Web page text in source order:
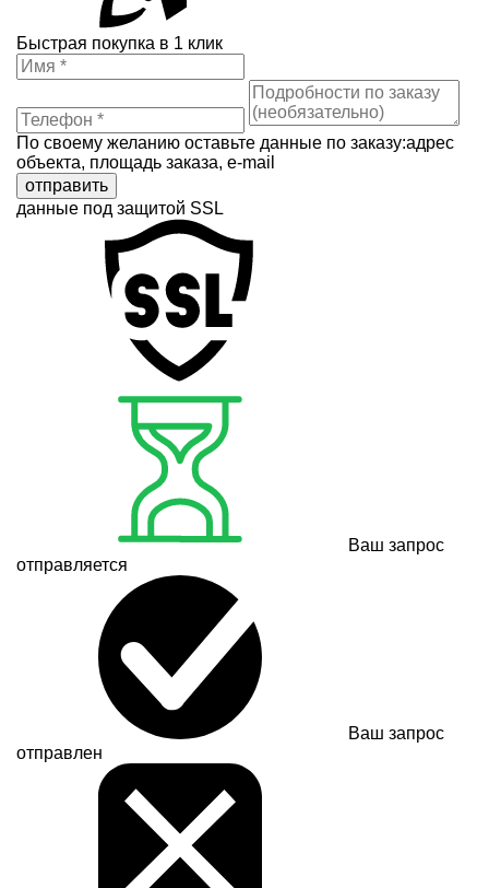
Быстрая покупка в 1 клик
По своему желанию оставьте данные по заказу:адрес
объекта, площадь заказа, e-mail
отправить
данные под защитой SSL
Ваш запрос
отправляется
Ваш запрос
отправлен